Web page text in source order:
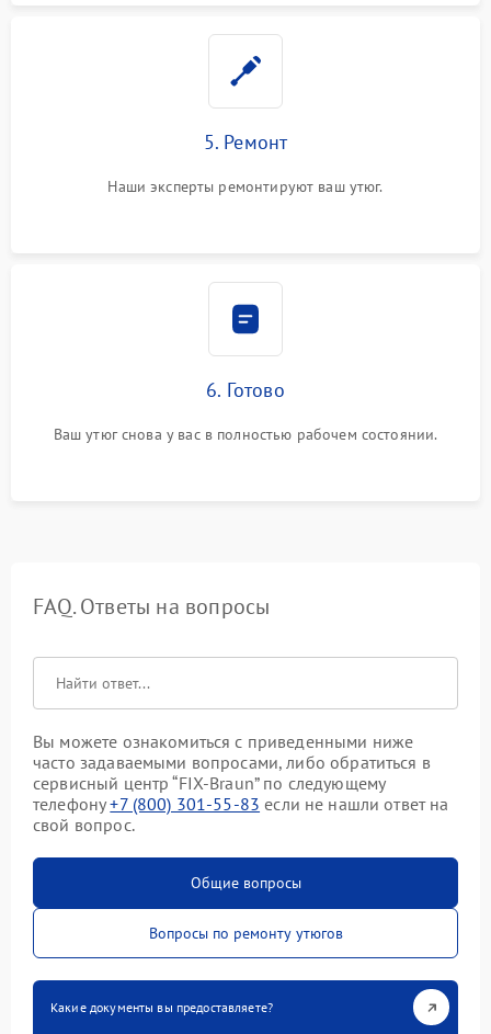
5. Ремонт
Наши эксперты ремонтируют ваш утюг.
6. Готово
Ваш утюг снова у вас в полностью рабочем состоянии.
FAQ. Ответы на вопросы
Вы можете ознакомиться с приведенными ниже
часто задаваемыми вопросами, либо обратиться в
сервисный центр “FIX-Braun” по следующему
телефону+7 (800) 301-55-83 если не нашли ответ на
свой вопрос.
Общие вопросы
Вопросы по ремонту утюгов
Какие документы вы предоставляете?